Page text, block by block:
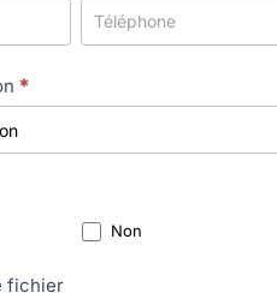
*
Non
fichier